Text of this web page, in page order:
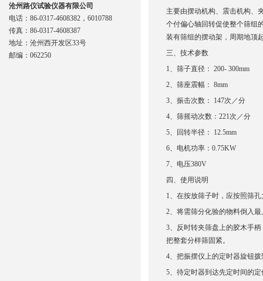
主要由摆动机构、震击机构、
个付偏心轴回转促使整个筛组
装有筛组的摆动架，周期地顶
三、技术参数
1、筛子直径： 200- 300mm
2、筛座震幅： 8mm
3、振击次数： 147次／分
4、筛摇动次数：221次／分
5、回转半径： 12.5mm
6、电机功率：0.75KW
7、电压380V
四、使用说明
1、在按放筛子时，应按照筛
2、将需筛分化验的物料倒入
3、反时转夹筛盘上的胶木手
把整套分样筛固紧。
4、把振摆仪上的定时器旋钮
5、待定时器到达先定时间的
沧州路仪试验仪器有限公司
电话：86-0317-4608382，6010788
传真：86-0317-4608387
地址：沧州西开发区33号
邮编：062250